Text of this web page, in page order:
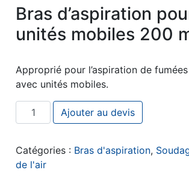
Bras d’aspiration
unités mobiles 200
Approprié pour l’aspiration de
avec unités mobiles.
quantité de Bras d’aspiration pour
Ajouter au devis
Catégories : Bras d'aspiration,
de l'air